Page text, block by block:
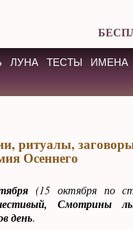
ЛУНА ТЕСТЫ ИМЕНА
ритуалы,
Осеннего
(15 октября по
Смотрины
день.